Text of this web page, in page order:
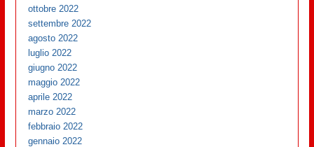
ottobre 2022
settembre 2022
agosto 2022
luglio 2022
giugno 2022
maggio 2022
aprile 2022
marzo 2022
febbraio 2022
gennaio 2022